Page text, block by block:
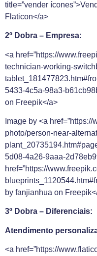
title=”vender
Flaticon</a>
2º Dobra – Empresa:
<a href=”https://
technician-working-
5433-4c5a-98a3-
on Freepik</a>
Image by <a href=”https://
photo/person-near-
5d08-4a26-9aaa-
href=”https://
by fanjianhua on
3º Dobra – Diferenciais:
Atendimento
<a href=”https://